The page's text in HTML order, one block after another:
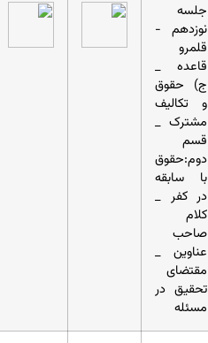
جلسه
نوزدهم -
قلمرو
قاعده _
ج) حقوق
و تکالیف
مشترک _
قسم
دوم:حقوق
با سابقه
در کفر _
کلام
صاحب
عناوین _
مقتضای
تحقیق در
مسئله